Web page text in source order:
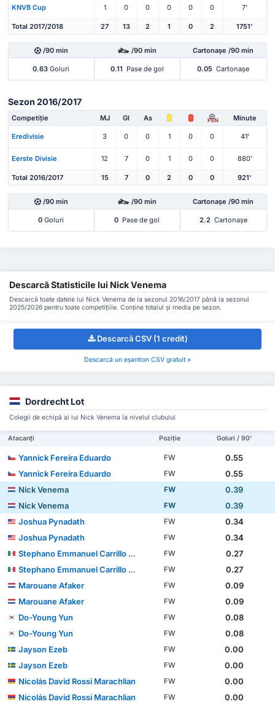
KNVB Cup 1 0 0 0 0 0 7'
Total 2017/2018 27 13 2 1 0 2 1751'
/90 min /90 min Cartonașe /90 min
0.63 Goluri 0.11 Pase de gol 0.05 Cartonașe
Sezon 2016/2017
Competiție MJ Gl As PEN Minute
Eredivisie 3 0 0 1 0 0 41'
Eerste Divisie 12 7 0 1 0 0 880'
Total 2016/2017 15 7 0 2 0 0 921'
/90 min /90 min Cartonașe /90 min
0 Goluri 0 Pase de gol 2.2 Cartonașe
Descarcă Statisticile lui Nick Venema
Descarcă toate datele lui Nick Venema de la sezonul 2016/2017 până la sezonul
2025/2026 pentru toate competițiile. Conține totalul și media pe sezon.
Descarcă CSV (1 credit)
Descarcă un eșantion CSV gratuit »
Dordrecht Lot
Colegii de echipă ai lui Nick Venema la nivelul clubului
Atacanți Poziție Goluri / 90'
Yannick Fereira Eduardo FW
0.55
Yannick Fereira Eduardo
FW
0.55
Nick Venema
FW
0.39
Nick Venema
FW
0.39
Joshua Pynadath
FW
0.34
Joshua Pynadath
FW
0.34
Stephano Emmanuel Carrillo Calderón
FW
0.27
Stephano Emmanuel Carrillo Calderón
FW
0.27
Marouane Afaker
FW
0.09
Marouane Afaker
FW
0.09
Do-Young Yun
FW
0.08
Do-Young Yun
FW
0.08
Jayson Ezeb
FW
0.00
Jayson Ezeb
FW
0.00
Nicolás David Rossi Marachlian
FW
0.00
Nicolás David Rossi Marachlian
FW 0.00